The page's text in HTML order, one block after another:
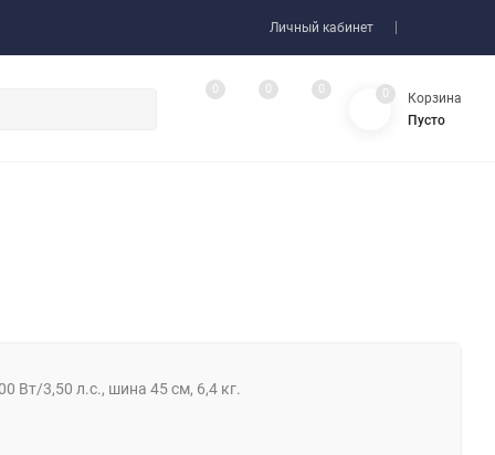
Личный кабинет
0 0 0 0
Корзина
Пусто
Вт/3,50 л.с., шина 45 см, 6,4 кг.